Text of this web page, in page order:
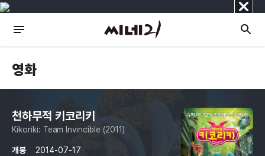
닫
기
영화
천하무적 키코리키
Kikoriki: Team Invincible (2011)
개봉
2014-07-17